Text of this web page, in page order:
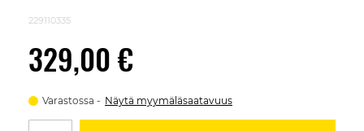
229110335
329,00 €
Varastossa Näytä myymäläsaatavuus